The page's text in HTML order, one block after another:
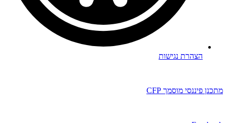
הצהרת נגישות
מתכנן פיננסי מוסמך CFP​